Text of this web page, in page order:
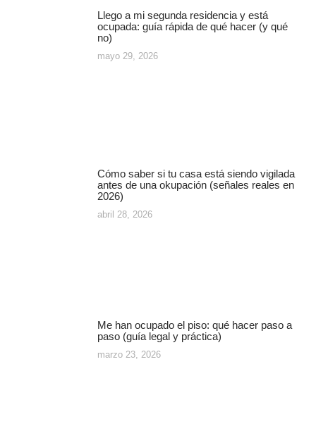
Llego a mi segunda residencia y está
ocupada: guía rápida de qué hacer (y qué
no)
mayo 29, 2026
Cómo saber si tu casa está siendo vigilada
antes de una okupación (señales reales en
2026)
abril 28, 2026
Me han ocupado el piso: qué hacer paso a
paso (guía legal y práctica)
marzo 23, 2026